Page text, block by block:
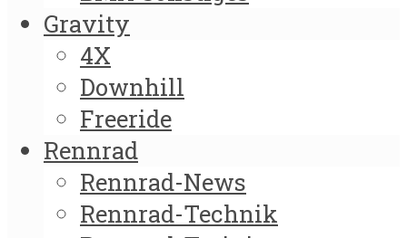
Gravity
4X
Downhill
Freeride
Rennrad
Rennrad-News
Rennrad-Technik